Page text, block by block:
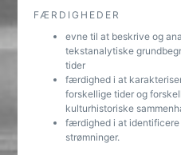
FÆRDIGHEDER
evne til at beskrive og
tekstanalytiske
tider
færdighed i at
forskellige tider og
kulturhistoriske
færdighed i at
strømninger.